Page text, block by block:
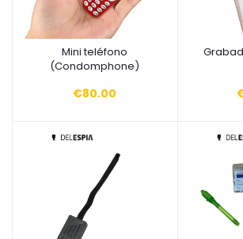
Añadir a la cesta
Mini teléfono
(Condomphone)
€80.00